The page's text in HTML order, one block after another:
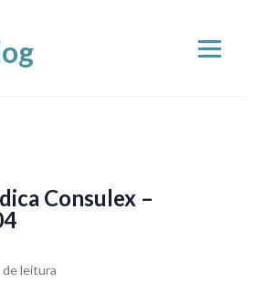
Consulex –
leitura